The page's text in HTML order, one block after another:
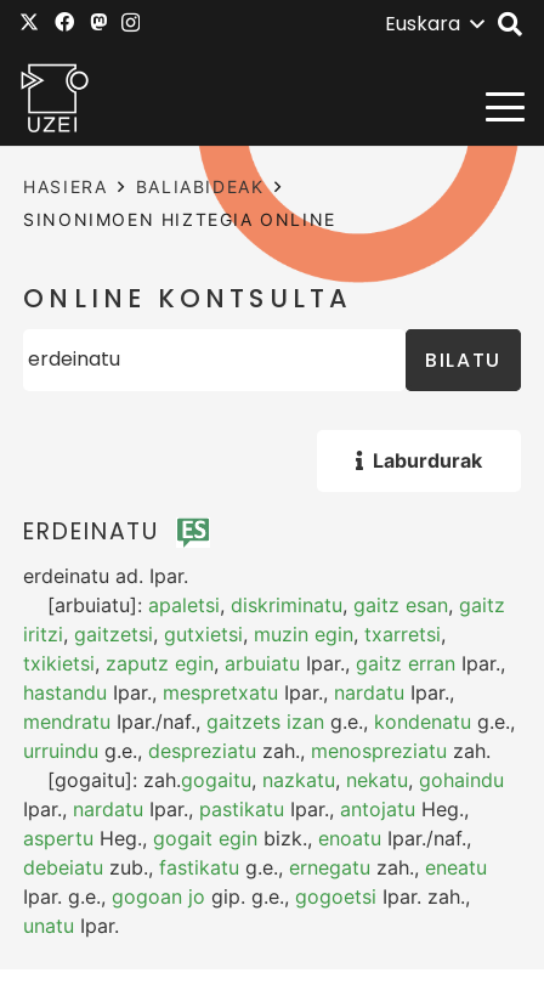
Euskara
HASIERA
BALIABIDEAK
SINONIMOEN HIZTEGIA ONLINE
ONLINE KONTSULTA
BILATU
Laburdurak
ERDEINATU
erdeinatu ad. Ipar.
[arbuiatu]:apaletsi,diskriminatu,gaitz esan,gaitz
iritzi,gaitzetsi,gutxietsi, muzin egin,txarretsi,
txikietsi, zaputz egin,arbuiatu Ipar.,gaitz erran Ipar.,
hastandu Ipar., mespretxatu Ipar., nardatu Ipar.,
mendratu Ipar./naf.,gaitzets izan g.e., kondenatu g.e.,
urruindu g.e.,despreziatu zah., menospreziatu zah.
[gogaitu]: zah.gogaitu, nazkatu, nekatu,gohaindu
Ipar., nardatu Ipar., pastikatu Ipar.,antojatu Heg.,
aspertu Heg.,gogait egin bizk.,enoatu Ipar./naf.,
debeiatu zub.,fastikatu g.e.,ernegatu zah.,eneatu
Ipar. g.e.,gogoan jo gip. g.e.,gogoetsi Ipar. zah.,
unatu Ipar.